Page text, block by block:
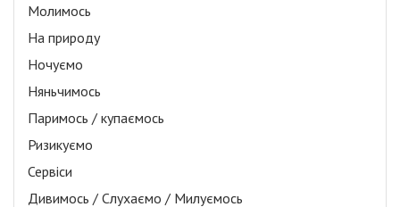
Молимось
На природу
Ночуємо
Няньчимось
Паримось / купаємось
Ризикуємо
Сервіси
Дивимось / Слухаємо / Милуємось